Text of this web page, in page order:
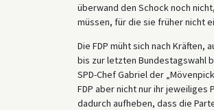
überwand den Schock noch
müssen, für die sie früher nicht
Die FDP müht sich nach
bis zur letzten Bundestagswahl
SPD-Chef Gabriel der
FDP aber nicht nur ihr jeweiliges
dadurch aufheben, dass die